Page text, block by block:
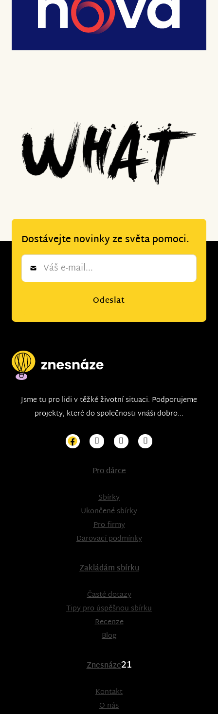
Dostávejte novinky ze světa pomoci.
Newsletter
Odeslat
Jsme tu pro lidi v těžké životní situaci. Podporujeme
projekty, které do společnosti vnáši dobro...
Pro dárce
Sbírky
Ukončené sbírky
Pro firmy
Darovací podmínky
Zakládám sbírku
Časté dotazy
Tipy pro úspěšnou sbírku
Recenze
Blog
Znesnáze21
Kontakt
O nás